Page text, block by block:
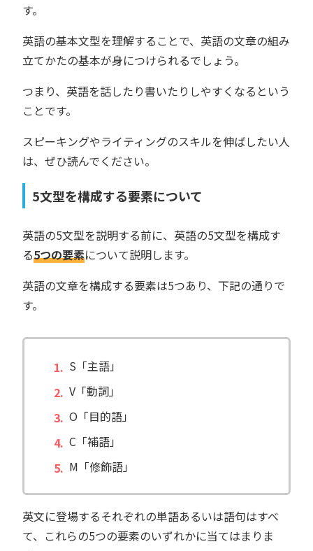
す。
英語の基本文型を理解することで、英語の文章の組み
立てかたの基本が身につけられるでしょう。
つまり、英語を話したり書いたりしやすくなるという
ことです。
スピーキングやライティングのスキルを伸ばしたい人
は、ぜひ読んでください。
5文型を構成する要素について
英語の5文型を説明する前に、英語の5文型を構成す
る5つの要素について説明します。
英語の文章を構成する要素は5つあり、下記の通りで
す。
S「主語」
V「動詞」
O「目的語」
C「補語」
M「修飾語」
英文に登場するそれぞれの単語あるいは語句はすべ
て、これらの5つの要素のいずれかに当てはまりま